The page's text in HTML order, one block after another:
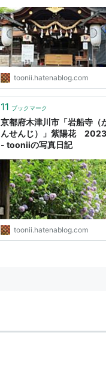
toonii.hatenablog.com
11 ブックマーク
京都府木津川市「岩船寺（
んせんじ）」紫陽花 2023
- tooniiの写真日記
toonii.hatenablog.com